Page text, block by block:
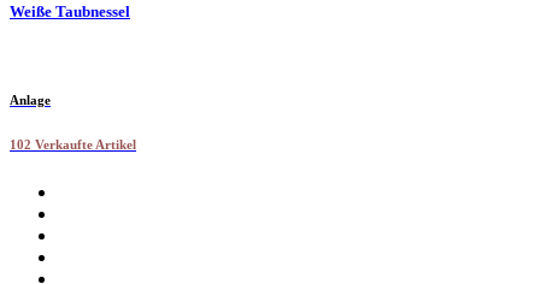
Weiße Taubnessel
Anlage
102 Verkaufte Artikel